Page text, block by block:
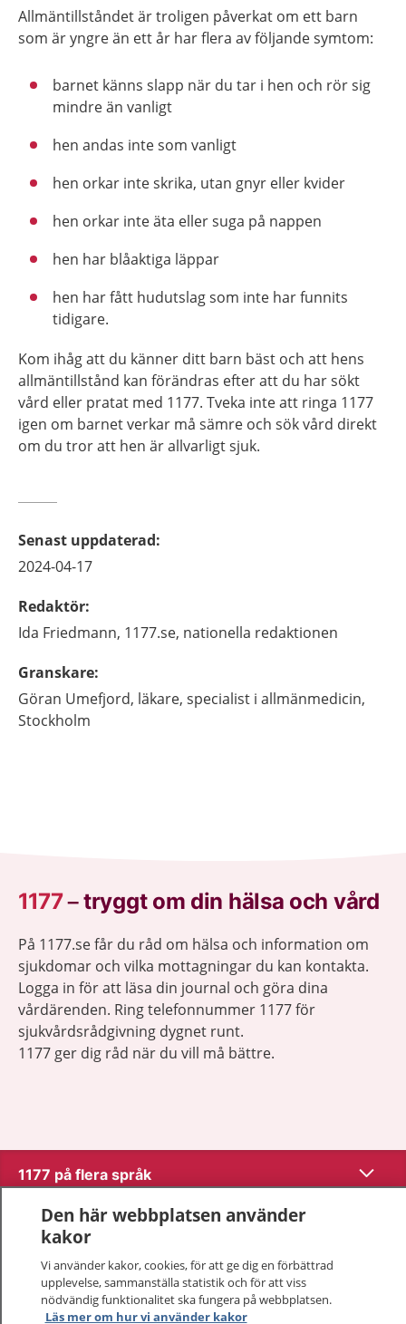
Allmäntillståndet är troligen påverkat om ett barn
som är yngre än ett år har flera av följande symtom:
barnet känns slapp när du tar i hen och rör sig
mindre än vanligt
hen andas inte som vanligt
hen orkar inte skrika, utan gnyr eller kvider
hen orkar inte äta eller suga på nappen
hen har blåaktiga läppar
hen har fått hudutslag som inte har funnits
tidigare.
Kom ihåg att du känner ditt barn bäst och att hens
allmäntillstånd kan förändras efter att du har sökt
vård eller pratat med 1177. Tveka inte att ringa 1177
igen om barnet verkar må sämre och sök vård direkt
om du tror att hen är allvarligt sjuk.
Senast uppdaterad:
2024-04-17
Redaktör:
Ida Friedmann, 1177.se, nationella redaktionen
Granskare:
Göran Umefjord, läkare, specialist i allmänmedicin,
Stockholm
1177–tryggt om din hälsa och vård
På 1177.se får du råd om hälsa och information om
sjukdomar och vilka mottagningar du kan kontakta.
Logga in för att läsa din journal och göra dina
vårdärenden. Ring telefonnummer 1177 för
sjukvårdsrådgivning dygnet runt.
1177 ger dig råd när du vill må bättre.
1177 på flera språk Visa
Om 1177
Kontakt
Den här webbplatsen använder
kakor
Vi använder kakor, cookies, för att ge dig en förbättrad
upplevelse, sammanställa statistik och för att viss
nödvändig funktionalitet ska fungera på webbplatsen.
Läs mer om hur vi använder kakor